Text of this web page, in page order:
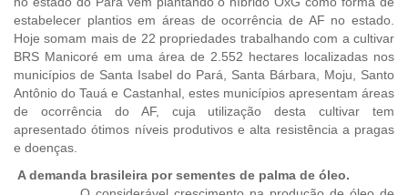
estabelecer plantios em áreas de ocorrência de AF no estado.
Hoje somam mais de 22 propriedades trabalhando com a cultivar
BRS Manicoré em uma área de 2.552 hectares localizadas nos
municípios de Santa Isabel do Pará, Santa Bárbara, Moju, Santo
Antônio do Tauá e Castanhal, estes municípios apresentam áreas
de ocorrência do AF, cuja utilização desta cultivar tem
apresentado ótimos níveis produtivos e alta resistência a pragas
e doenças.
A demanda brasileira por sementes de palma de óleo.